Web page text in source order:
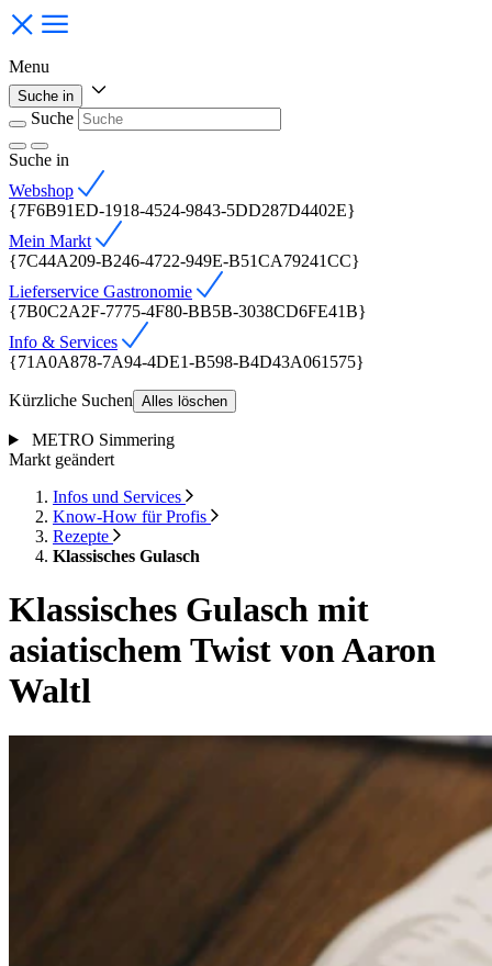
Menu
Suche in
Suche
Suche in
Webshop
{7F6B91ED-1918-4524-9843-5DD287D4402E}
Mein Markt
{7C44A209-B246-4722-949E-B51CA79241CC}
Lieferservice Gastronomie
{7B0C2A2F-7775-4F80-BB5B-3038CD6FE41B}
Info & Services
{71A0A878-7A94-4DE1-B598-B4D43A061575}
Kürzliche Suchen Alles löschen
METRO Simmering
Markt geändert
Infos und Services
Know-How für Profis
Rezepte
Klassisches Gulasch
Klassisches Gulasch mit
asiatischem Twist von Aaron
Waltl